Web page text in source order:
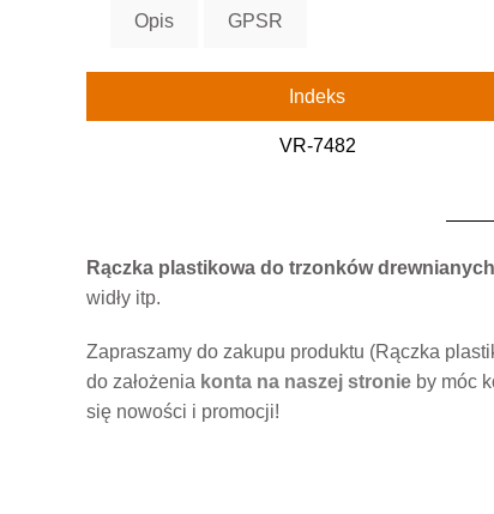
Opis GPSR
Indeks
VR-7482
Rączka plastikowa do trzonków drewnianych
widły itp.
Zapraszamy do zakupu produktu (Rączka
do założenia konta na naszej stronie by móc
się nowości i promocji!